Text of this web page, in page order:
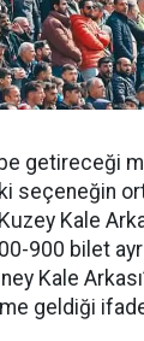
getireceği
Kale
900 bilet
Kale
geldiği